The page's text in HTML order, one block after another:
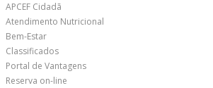
APCEF Cidadã
Atendimento Nutricional
Bem-Estar
Classificados
Portal de Vantagens
Reserva on-line